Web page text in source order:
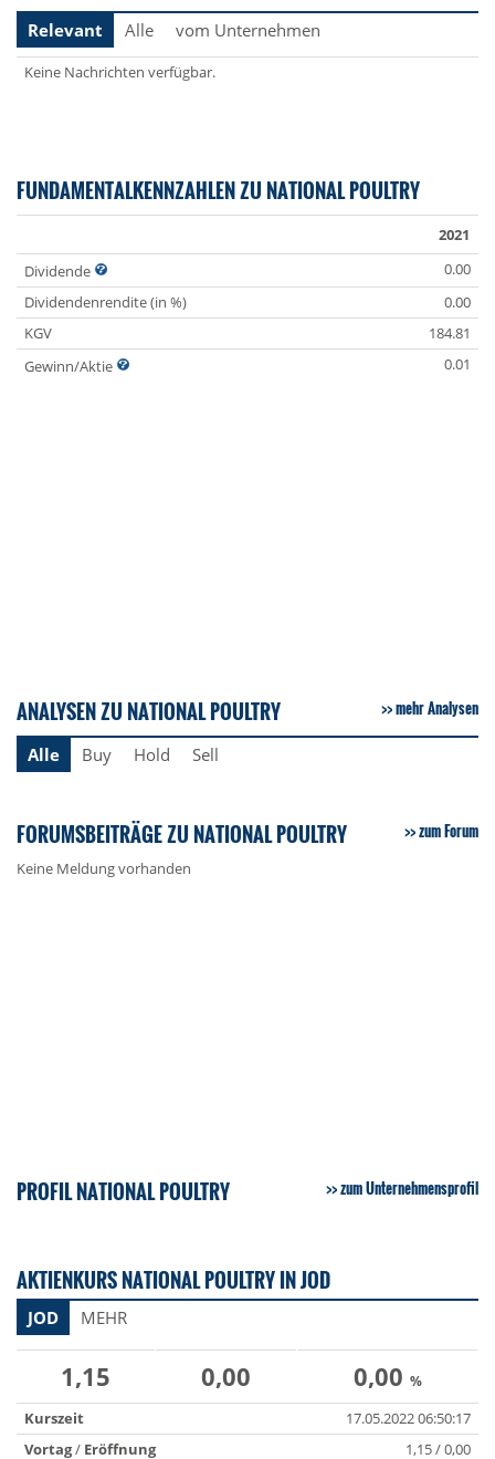
Relevant Alle vom Unternehmen
Keine Nachrichten verfügbar.
FUNDAMENTALKENNZAHLEN ZU NATIONAL POULTRY
2021
Dividende
0.00
Dividendenrendite (in %)
0.00
KGV
184.81
Gewinn/Aktie
0.01
ANALYSEN ZU NATIONAL POULTRY mehr Analysen
Alle Buy Hold Sell
FORUMSBEITRÄGE ZU NATIONAL POULTRY zum Forum
Keine Meldung vorhanden
PROFIL NATIONAL POULTRY zum Unternehmensprofil
AKTIENKURS NATIONAL POULTRY IN JOD
JOD MEHR
1,15 0,00 0,00 %
Kurszeit
17.05.2022 06:50:17
Vortag/ Eröffnung 1,15 / 0,00